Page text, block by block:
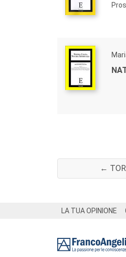
←
LA TUA OPINIONE